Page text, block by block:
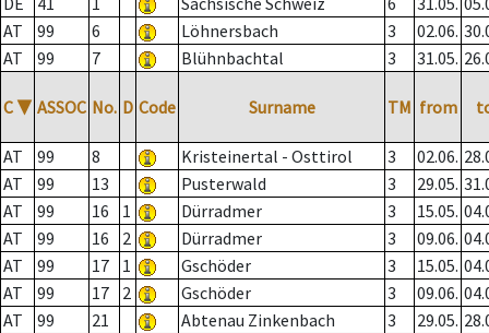
AT
99 6 Löhnersbach 3 02.06.
AT
99 7 Blühnbachtal 3 31.05.
C ▼ ASSOC No. D Code Surname TM from
AT 99 8 Kristeinertal - Osttirol 3 02.06.
AT
99 13 Pusterwald 3 29.05.
AT
99 16 1 Dürradmer 3 15.05.
AT
99 16 2 Dürradmer 3 09.06.
AT
99 17 1 Gschöder 3 15.05.
AT
99 17 2 Gschöder 3 09.06.
AT
99 21 Abtenau Zinkenbach 3 29.05.